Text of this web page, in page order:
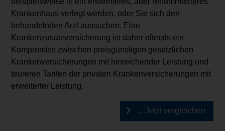
Krankenhaus verlegt werden, oder Sie sich den
behandelnden Arzt aussuchen. Eine
Krankenzusatzversicherung ist daher oftmals ein
Kompromiss zwischen preisgünstigen gesetzlichen
Krankenversicherungen mit hinreichender Leistung und
teureren Tarifen der privaten Krankenversicherungen mit
erweiterter Leistung.
→ Jetzt vergleichen